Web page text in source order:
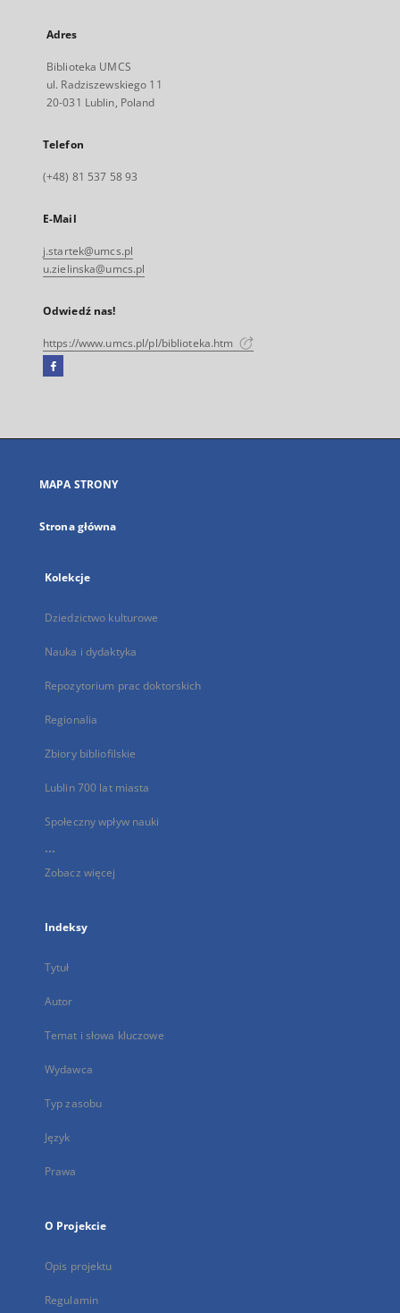
Adres
Biblioteka UMCS
ul. Radziszewskiego 11
20-031 Lublin, Poland
Telefon
(+48) 81 537 58 93
E-Mail
j.startek@umcs.pl
u.zielinska@umcs.pl
Odwiedź nas!
https://www.umcs.pl/pl/biblioteka.htm
Facebook
się
karcie
MAPA STRONY
Strona główna
Kolekcje
Dziedzictwo kulturowe
Nauka i dydaktyka
Repozytorium prac doktorskich
Regionalia
Zbiory bibliofilskie
Lublin 700 lat miasta
Społeczny wpływ nauki
...
Zobacz więcej
Indeksy
Tytuł
Autor
Temat i słowa kluczowe
Wydawca
Typ zasobu
Język
Prawa
O Projekcie
Opis projektu
Regulamin